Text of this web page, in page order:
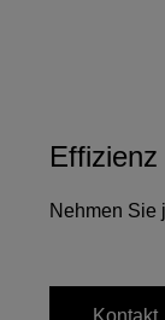
Nehmen Sie
Kontakt